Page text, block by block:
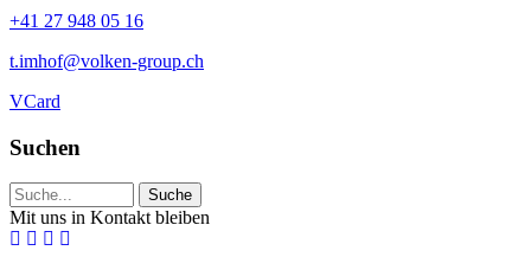
+41 27 948 05 16
t.imhof@volken-group.ch
VCard
Suchen
Suchwort
Mit uns in Kontakt bleiben